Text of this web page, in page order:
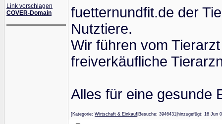
Link vorschlagen
COVER-Domain
fuetternundfit.de der
Nutztiere.
Wir führen vom
freiverkäufliche
Alles für eine gesunde
[Kategorie: Wirtschaft & Einkauf |Besuche: 3946431|hinzugefügt: